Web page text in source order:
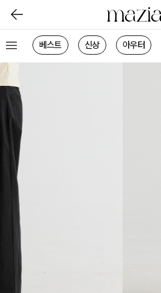
베스트 신상 아우터